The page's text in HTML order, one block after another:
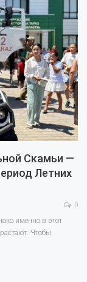
Скамьи —
Летних
0
именно в этот
Чтобы